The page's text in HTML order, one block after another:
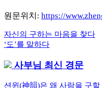
원문위치: https://
글
비
게
Previous
Post:
자신의 구하는 마음을 찾다
Next
‘도’를 말하다
사부님 최신 경문
션윈(神韻)은 왜 사람을 구